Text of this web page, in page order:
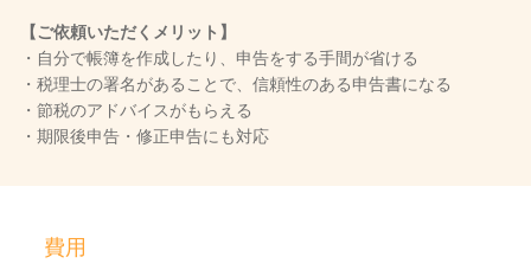
【ご依頼いただくメリット】
・自分で帳簿を作成したり、申告をする手間が省ける
・税理士の署名があることで、信頼性のある申告書になる
・節税のアドバイスがもらえる
・期限後申告・修正申告にも対応
費用